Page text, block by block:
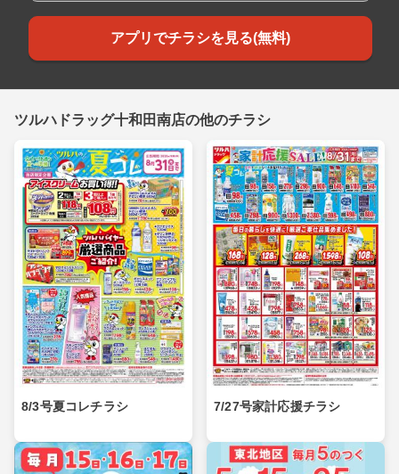
アプリでチラシを見る(無料)
ツルハドラッグ十和田南店の他のチラシ
8/3号夏コレチラシ 7/27号家計応援チラシ